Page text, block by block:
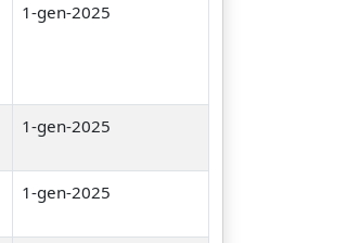
1-gen-2025
1-gen-2025
1-gen-2025